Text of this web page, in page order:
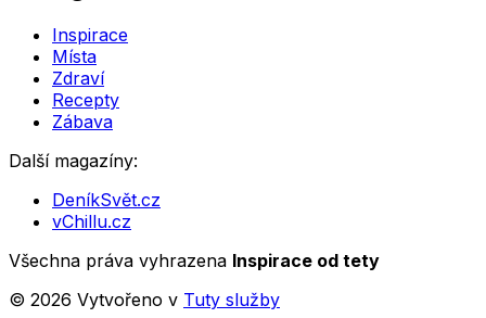
Inspirace
Místa
Zdraví
Recepty
Zábava
Další magazíny:
DeníkSvět.cz
vChillu.cz
Všechna práva vyhrazena Inspirace od tety
© 2026 Vytvořeno v Tuty služby